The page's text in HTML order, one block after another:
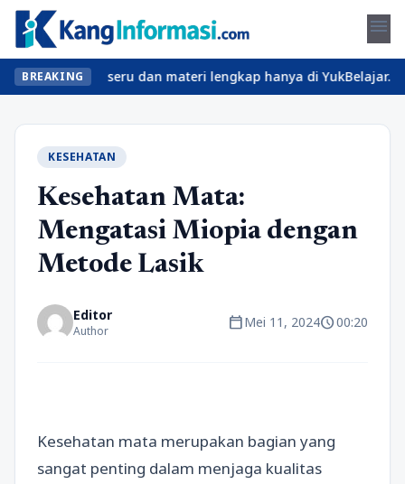
menu
BREAKING
kelas seru dan materi lengkap hanya di YukBelajar.com.
KESEHATAN
Kesehatan Mata:
Mengatasi Miopia dengan
Metode Lasik
Editor
Author calendar_todayMei 11, 2024schedule00:20
Kesehatan mata merupakan bagian yang
sangat penting dalam menjaga kualitas